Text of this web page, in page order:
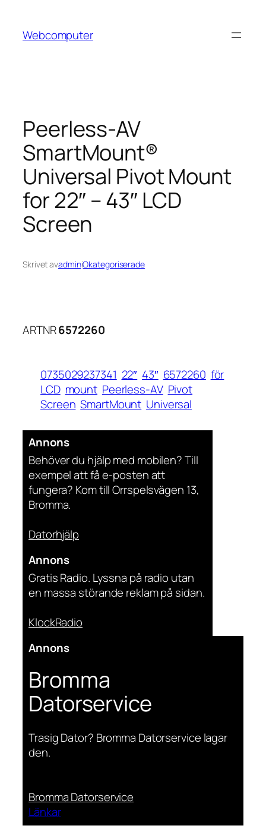
innehåll
Webcomputer
Peerless-AV
SmartMount®
Universal Pivot Mount
for 22″ – 43″ LCD
Screen
Skrivet avadminiOkategoriserade
ARTNR6572260
0735029237341 22″ 43″ 6572260 för
LCD mount Peerless-AV Pivot
Screen SmartMount Universal
Annons
Behöver du hjälp med mobilen? Till
exempel att få e-posten att
fungera? Kom till Orrspelsvägen 13,
Bromma.
Datorhjälp
Annons
Gratis Radio. Lyssna på radio utan
en massa störande reklam på sidan.
KlockRadio
Annons
Bromma
Datorservice
Trasig Dator? Bromma Datorservice lagar
den.
Bromma Datorservice
Länkar